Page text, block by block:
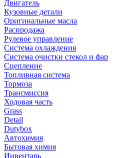
Двигатель
Кузовные детали
Оригинальные масла
Распродажа
Рулевое управление
Система охлаждения
Система очистки стекол и фар
Сцепление
Топливная система
Тормоза
Трансмиссия
Ходовая часть
Grass
Detail
Dutybox
Автохимия
Бытовая химия
Инвентарь